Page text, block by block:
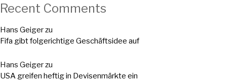
Recent Comments
Hans Geigerzu
Fifa gibt folgerichtige Geschäftsidee auf
Hans Geigerzu
USA greifen heftig in Devisenmärkte ein